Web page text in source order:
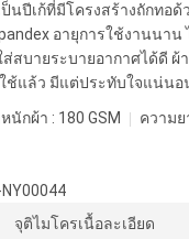
นปีเก้ที่มีโครงสร้างถักทอ
อายุการใช้งานนา
สบายระบายอากาศได้ดี ผ้
ช้แล้ว มีแต่ประทับใจแน่นอ
นักผ้า : 180 GSM ความย
จุติไมโครเนื้อละเอียด